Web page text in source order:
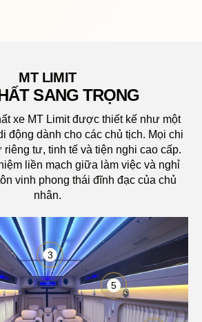
MT LIMIT
SANG TRỌNG
xe MT Limit được thiết kế như một
động dành cho các chủ tịch. Mọi chi
riêng tư, tinh tế và tiện nghi cao cấp.
liền mạch giữa làm việc và nghỉ
vinh phong thái đĩnh đạc của chủ
nhân.
3
5